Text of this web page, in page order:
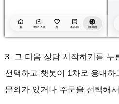
3. 그 다음 상담 시작하기를 누
선택하고 챗봇이 1차로 응대
문의가 있거나 주문을 선택해